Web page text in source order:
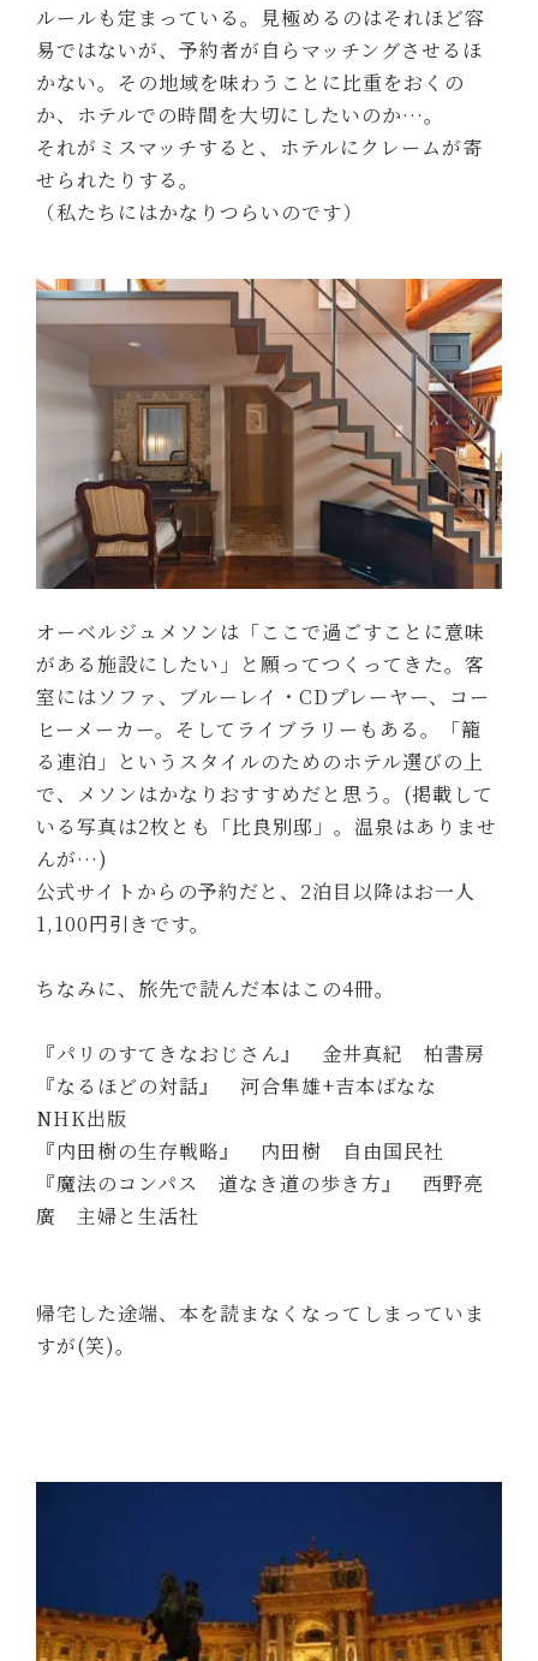
ルールも定まっている。見極めるのはそれほど容
易ではないが、予約者が自らマッチングさせるほ
かない。その地域を味わうことに比重をおくの
か、ホテルでの時間を大切にしたいのか…。
それがミスマッチすると、ホテルにクレームが寄
せられたりする。
（私たちにはかなりつらいのです）
オーベルジュメソンは「ここで過ごすことに意味
がある施設にしたい」と願ってつくってきた。客
室にはソファ、ブルーレイ・CDプレーヤー、コー
ヒーメーカー。そしてライブラリーもある。「籠
る連泊」というスタイルのためのホテル選びの上
で、メソンはかなりおすすめだと思う。(掲載して
いる写真は2枚とも「比良別邸」。温泉はありませ
んが…)
公式サイトからの予約だと、2泊目以降はお一人
1,100円引きです。
ちなみに、旅先で読んだ本はこの4冊。
『パリのすてきなおじさん』 金井真紀 柏書房
『なるほどの対話』 河合隼雄+吉本ばなな
NHK出版
『内田樹の生存戦略』 内田樹 自由国民社
『魔法のコンパス 道なき道の歩き方』 西野亮
廣 主婦と生活社
帰宅した途端、本を読まなくなってしまっていま
すが(笑)。